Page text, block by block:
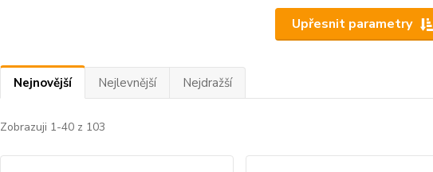
Upřesnit parametry
Nejnovější Nejlevnější Nejdražší
Zobrazuji 1-40 z 103